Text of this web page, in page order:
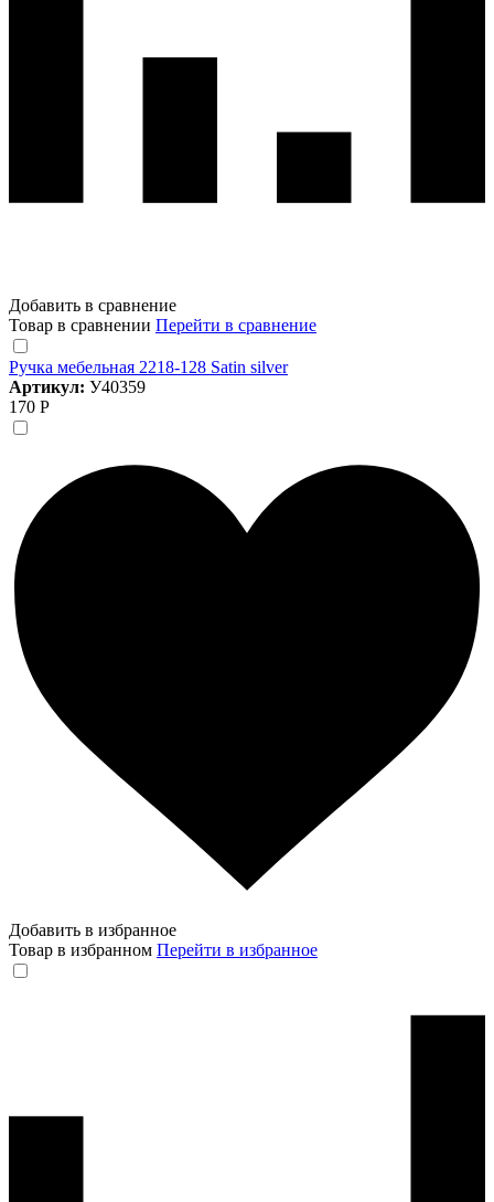
Добавить в сравнение
Товар в сравнении Перейти в сравнение
Ручка мебельная 2218-128 Satin silver
Артикул: У40359
170 Р
Добавить в избранное
Товар в избранном Перейти в избранное